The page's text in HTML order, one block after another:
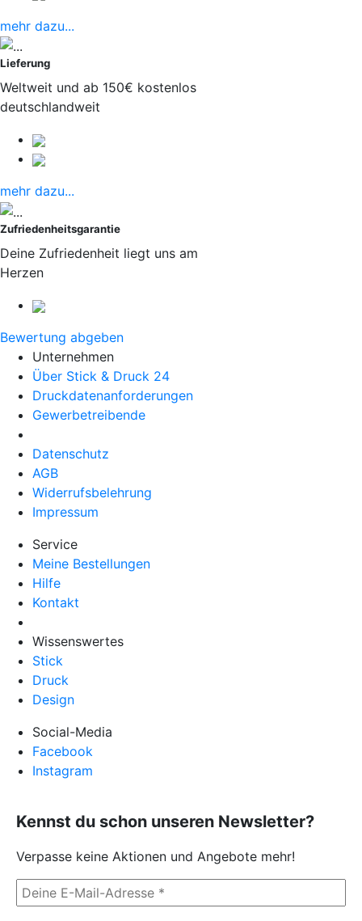
mehr dazu...
Lieferung
Weltweit und ab 150€ kostenlos
deutschlandweit
mehr dazu...
Zufriedenheitsgarantie
Deine Zufriedenheit liegt uns am
Herzen
Bewertung abgeben
Unternehmen
Über Stick & Druck 24
Druckdatenanforderungen
Gewerbetreibende
Datenschutz
AGB
Widerrufsbelehrung
Impressum
Service
Meine Bestellungen
Hilfe
Kontakt
Wissenswertes
Stick
Druck
Design
Social-Media
Facebook
Instagram
Kennst du schon unseren Newsletter?
Verpasse keine Aktionen und Angebote mehr!